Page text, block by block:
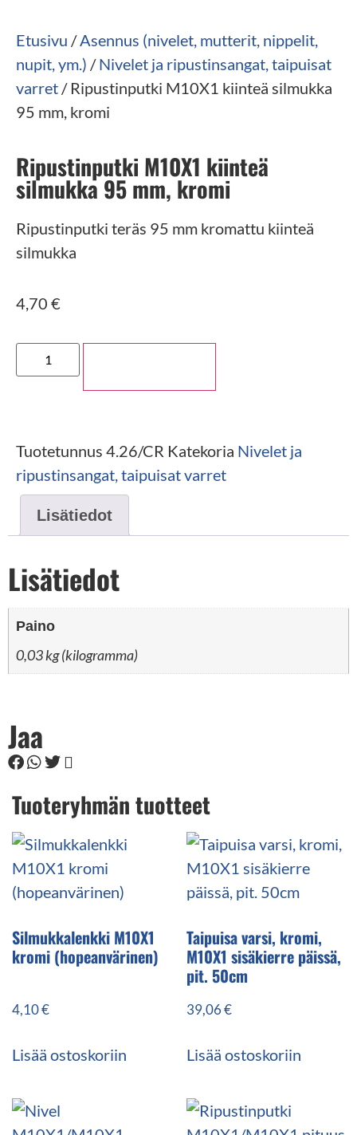
Etusivu /Asennus (nivelet, mutterit, nippelit,
nupit, ym.) /Nivelet ja ripustinsangat, taipuisat
varret / Ripustinputki M10X1 kiinteä silmukka
95 mm, kromi
Ripustinputki M10X1 kiinteä
silmukka 95 mm, kromi
Ripustinputki teräs 95 mm kromattu kiinteä
silmukka
4,70 €
Tuotetunnus 4.26/CR Katekoria Nivelet ja
ripustinsangat, taipuisat varret
Lisätiedot
Lisätiedot
Paino
0,03 kg (kilogramma)
Jaa
Tuoteryhmän tuotteet
Silmukkalenkki M10X1
kromi (hopeanvärinen)
4,10€
Lisää ostoskoriin
Taipuisa varsi, kromi,
M10X1 sisäkierre päissä,
pit. 50cm
39,06€
Lisää ostoskoriin